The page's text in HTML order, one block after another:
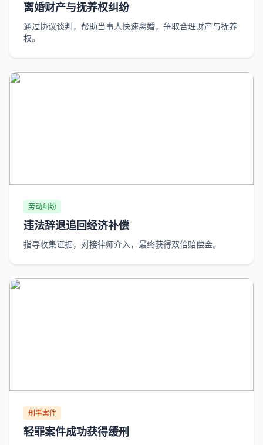
离婚财产与抚养权纠纷
通过协议谈判，帮助当事人快速离婚，争取合理财产与抚养
权。
劳动纠纷
违法辞退追回经济补偿
指导收集证据，对接律师介入，最终获得双倍赔偿金。
刑事案件
轻罪案件成功获得缓刑